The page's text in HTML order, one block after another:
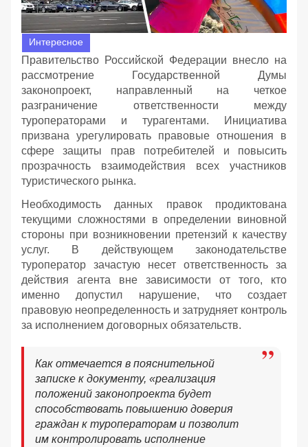
Интересное
Правительство Российской Федерации внесло на
рассмотрение Государственной Думы
законопроект, направленный на четкое
разграничение ответственности между
туроператорами и турагентами. Инициатива
призвана урегулировать правовые отношения в
сфере защиты прав потребителей и повысить
прозрачность взаимодействия всех участников
туристического рынка.
Необходимость данных правок продиктована
текущими сложностями в определении виновной
стороны при возникновении претензий к качеству
услуг. В действующем законодательстве
туроператор зачастую несет ответственность за
действия агента вне зависимости от того, кто
именно допустил нарушение, что создает
правовую неопределенность и затрудняет контроль
за исполнением договорных обязательств.
Как отмечается в пояснительной
записке к документу, «реализация
положений законопроекта будет
способствовать повышению доверия
граждан к туроператорам и позволит
им контролировать исполнение